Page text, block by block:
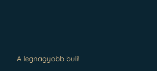
A legnagyobb buli!